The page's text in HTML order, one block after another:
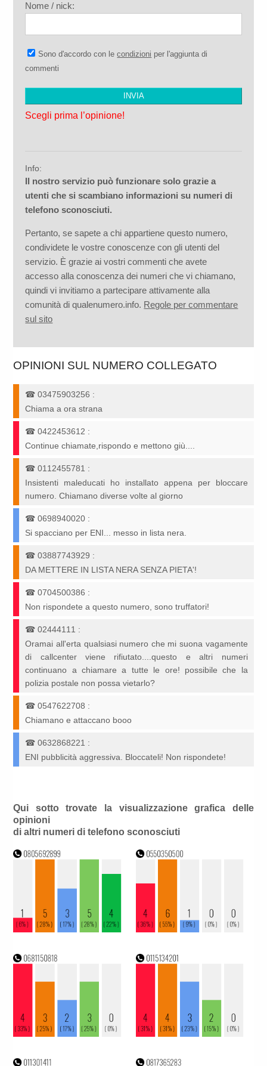
Nome / nick:
Sono d'accordo con lecondizioni per l'aggiunta di
commenti
Scegli prima l’opinione!
Info:
Il nostro servizio può funzionare solo grazie a
utenti che si scambiano informazioni su numeri di
telefono sconosciuti.
Pertanto, se sapete a chi appartiene questo numero,
condividete le vostre conoscenze con gli utenti del
servizio. È grazie ai vostri commenti che avete
accesso alla conoscenza dei numeri che vi chiamano,
quindi vi invitiamo a partecipare attivamente alla
comunità di qualenumero.info. Regole per commentare
sul sito
OPINIONI SUL NUMERO COLLEGATO
☎03475903256 :
Chiama a ora strana
☎0422453612 :
Continue chiamate,rispondo e mettono giù....
☎0112455781 :
Insistenti maleducati ho installato appena per bloccare
numero. Chiamano diverse volte al giorno
☎0698940020 :
Si spacciano per ENI... messo in lista nera.
☎03887743929 :
DA METTERE IN LISTA NERA SENZA PIETA'!
☎0704500386 :
Non rispondete a questo numero, sono truffatori!
☎02444111 :
Oramai all'erta qualsiasi numero che mi suona vagamente
di callcenter viene rifiutato....questo e altri numeri
continuano a chiamare a tutte le ore! possibile che la
polizia postale non possa vietarlo?
☎0547622708 :
Chiamano e attaccano booo
☎0632868221 :
ENI pubblicità aggressiva. Bloccateli! Non rispondete!
Qui sotto trovate la visualizzazione grafica delle
opinioni
di altri numeri di telefono sconosciuti